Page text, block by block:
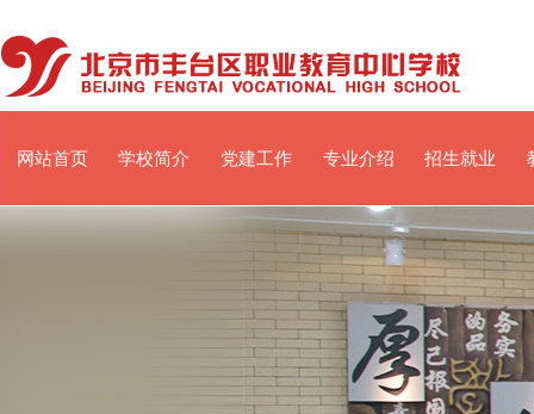
网站首页 学校简介 党建工作 专业介绍 招生就业